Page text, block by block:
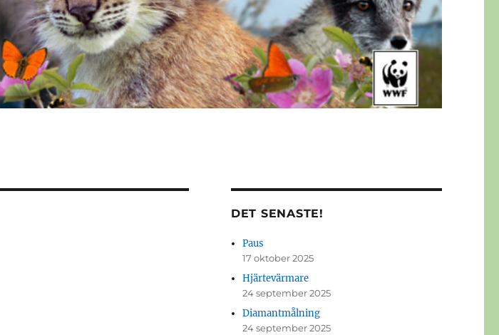
DET SENASTE!
Paus
17 oktober 2025
Hjärtevärmare
24 september 2025
Diamantmålning
24 september 2025